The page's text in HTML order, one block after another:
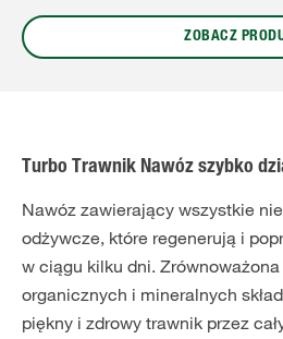
ZOBACZ
Turbo Trawnik Nawóz szybko
Nawóz zawierający wszystkie
odżywcze, które regenerują i
w ciągu kilku dni.
organicznych i mineralnych
piękny i zdrowy trawnik przez